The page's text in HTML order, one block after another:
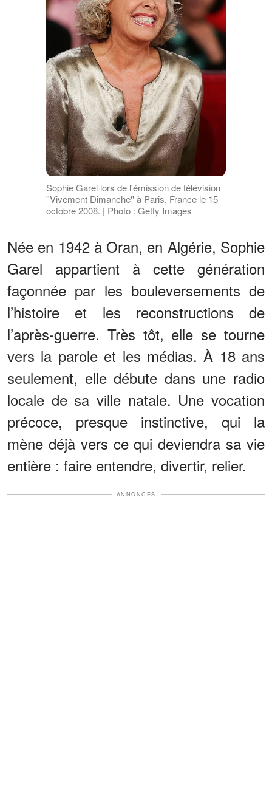
Sophie Garel lors de l'émission de télévision
''Vivement Dimanche'' à Paris, France le 15
octobre 2008. | Photo : Getty Images
Née en 1942 à Oran, en Algérie, Sophie
Garel appartient à cette génération
façonnée par les bouleversements de
l’histoire et les reconstructions de
l’après-guerre. Très tôt, elle se tourne
vers la parole et les médias. À 18 ans
seulement, elle débute dans une radio
locale de sa ville natale. Une vocation
précoce, presque instinctive, qui la
mène déjà vers ce qui deviendra sa vie
entière : faire entendre, divertir, relier.
ANNONCES